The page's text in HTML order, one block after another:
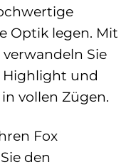
Optik legen. Mit
Sie
Highlight und
vollen Zügen.
Fox
den